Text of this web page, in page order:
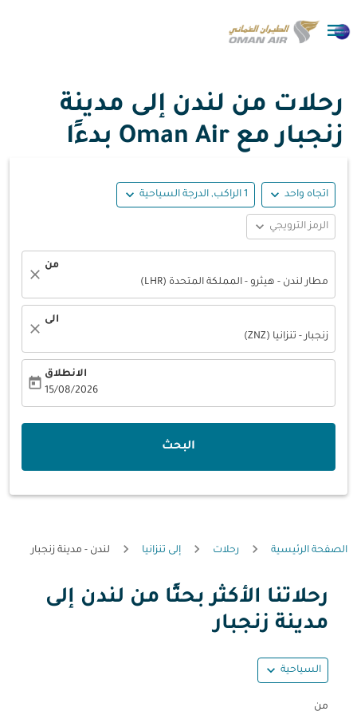

رحلات من لندن إلى مدينة
زنجبار مع Oman Air بدءًا
اتجاه واحد expand_more 1 الراكب, الدرجة السياحية expand_more
الرمز الترويجي expand_more
من
مطار لندن - هيثرو - المملكة المتحدة (LHR)
close
الى
زنجبار - تنزانيا (ZNZ)
close
الانطلاق
15/08/2026
today
البحث
الصفحة الرئيسية رحلات إلى تنزانيا لندن - مدينة زنجبار
رحلاتنا الأكثر بحثًا من لندن إلى
مدينة زنجبار
السياحية expand_more
من
حاول تحديث الرحلة (مغادرة و/أو وجهة) أو التفاعل مع